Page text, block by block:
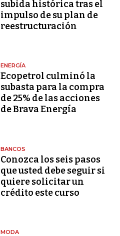
subida histórica tras el
impulso de su plan de
reestructuración
ENERGÍA
Ecopetrol culminó la
subasta para la compra
de 25% de las acciones
de Brava Energía
BANCOS
Conozca los seis pasos
que usted debe seguir si
quiere solicitar un
crédito este curso
MODA